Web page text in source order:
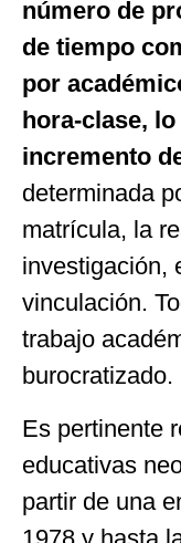
número de
de tiempo
por
hora-clase,
incremento
determinada
matrícula, la
investigación,
vinculación.
trabajo
burocratizado.
Es pertinente
educativas
partir de una